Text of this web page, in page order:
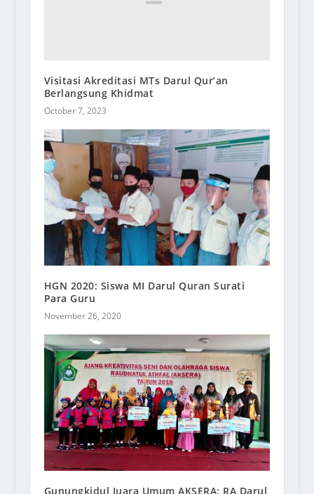
Visitasi Akreditasi MTs Darul Qur’an
Berlangsung Khidmat
October 7, 2023
HGN 2020: Siswa MI Darul Quran Surati
Para Guru
November 26, 2020
Gunungkidul Juara Umum AKSERA: RA Darul